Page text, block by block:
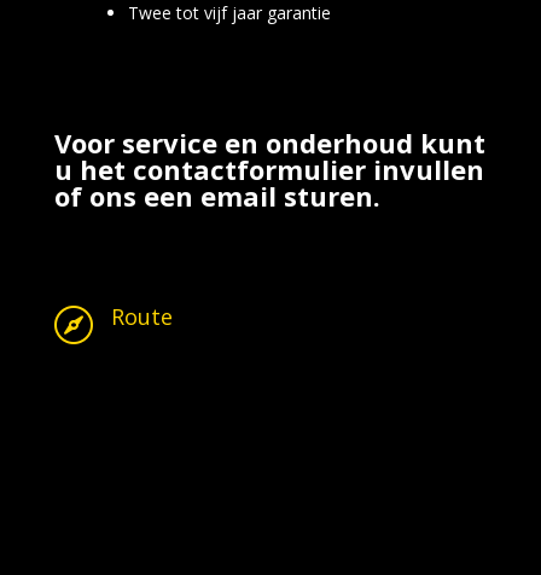
Twee tot vijf jaar garantie
Voor service en onderhoud kunt
u het contactformulier invullen
of ons een email sturen.
 Route